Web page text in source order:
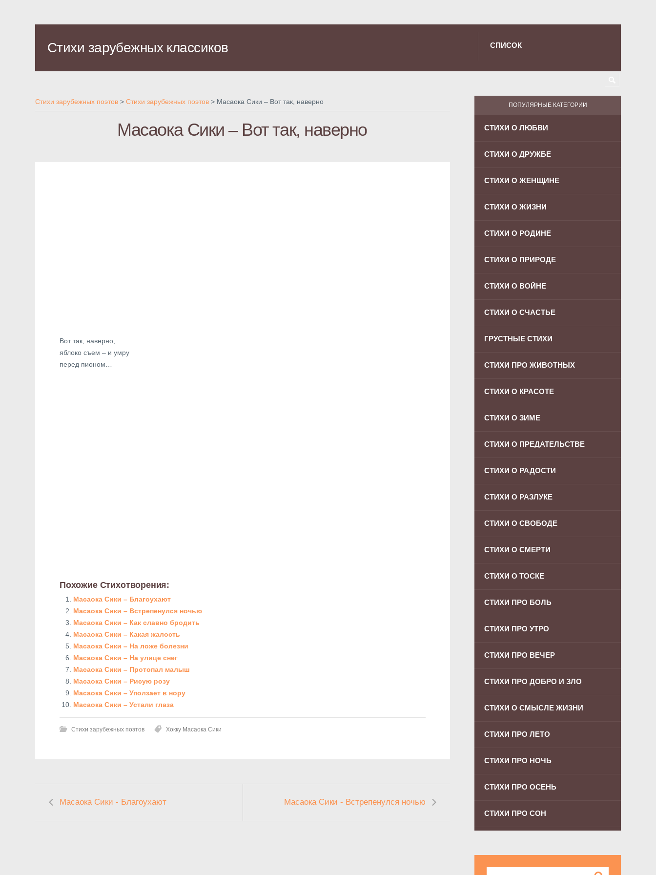
Стихи зарубежных классиков СПИСОК
Стихи зарубежных поэтов > Стихи зарубежных поэтов > Масаока Сики – Вот так, наверно
Масаока Сики – Вот так, наверно
Вот так, наверно,
яблоко съем – и умру
перед пионом…
Похожие Стихотворения:
Масаока Сики – Благоухают
Масаока Сики – Встрепенулся ночью
Масаока Сики – Как славно бродить
Масаока Сики – Какая жалость
Масаока Сики – На ложе болезни
Масаока Сики – На улице снег
Масаока Сики – Протопал малыш
Масаока Сики – Рисую розу
Масаока Сики – Уползает в нору
Масаока Сики – Устали глаза
Стихи зарубежных поэтов Хокку Масаока Сики
Масаока Сики - Благоухают Масаока Сики - Встрепенулся ночью
ПОПУЛЯРНЫЕ КАТЕГОРИИ
СТИХИ О ЛЮБВИ
СТИХИ О ДРУЖБЕ
СТИХИ О ЖЕНЩИНЕ
СТИХИ О ЖИЗНИ
СТИХИ О РОДИНЕ
СТИХИ О ПРИРОДЕ
СТИХИ О ВОЙНЕ
СТИХИ О СЧАСТЬЕ
ГРУСТНЫЕ СТИХИ
СТИХИ ПРО ЖИВОТНЫХ
СТИХИ О КРАСОТЕ
СТИХИ О ЗИМЕ
СТИХИ О ПРЕДАТЕЛЬСТВЕ
СТИХИ О РАДОСТИ
СТИХИ О РАЗЛУКЕ
СТИХИ О СВОБОДЕ
СТИХИ О СМЕРТИ
СТИХИ О ТОСКЕ
СТИХИ ПРО БОЛЬ
СТИХИ ПРО УТРО
СТИХИ ПРО ВЕЧЕР
СТИХИ ПРО ДОБРО И ЗЛО
СТИХИ О СМЫСЛЕ ЖИЗНИ
СТИХИ ПРО ЛЕТО
СТИХИ ПРО НОЧЬ
СТИХИ ПРО ОСЕНЬ
СТИХИ ПРО СОН